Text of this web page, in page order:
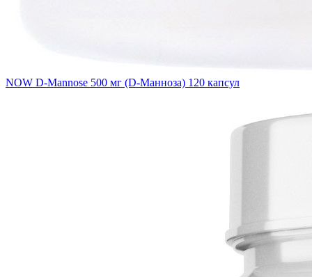
NOW D-Mannose 500 мг (D-Манноза) 120 капсул